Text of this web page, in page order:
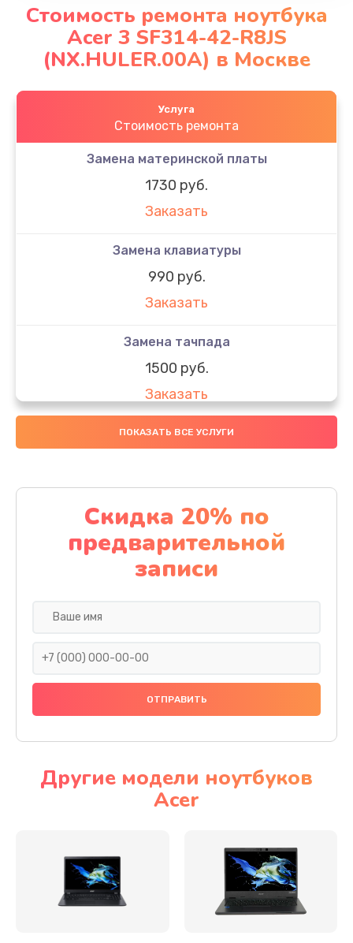
Стоимость ремонта ноутбука
Acer 3 SF314-42-R8JS
(NX.HULER.00A) в Москве
Услуга
Стоимость ремонта
Замена материнской платы
1730 руб.
Заказать
Замена клавиатуры
990 руб.
Заказать
Замена тачпада
1500 руб.
Заказать
Замена южного моста
Заказать
Чистка от пыли
1060 руб.
Заказать
Ремонт подсветки
Настройка BIOS
Замена видеочипа
ПОКАЗАТЬ ВСЕ УСЛУГИ
Скидка 20% по
предварительной
записи
Другие модели ноутбуков
Acer